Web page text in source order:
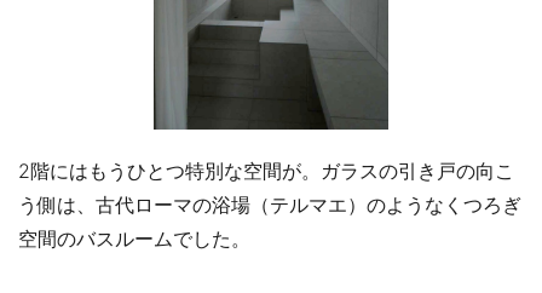
2階にはもうひとつ特別な空間が。ガラスの引き戸の向こ
う側は、古代ローマの浴場（テルマエ）のようなくつろぎ
空間のバスルームでした。